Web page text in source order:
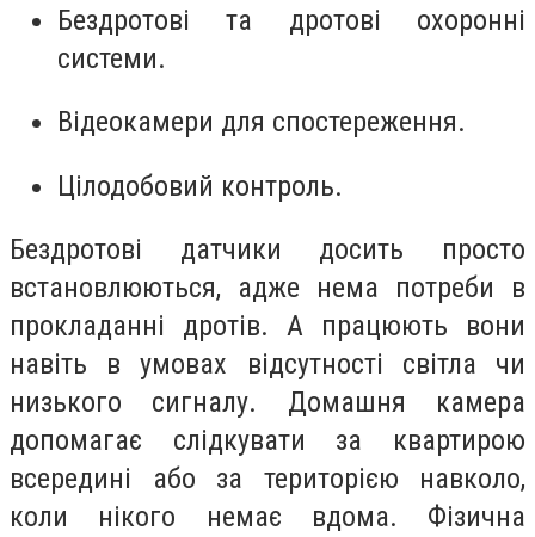
Бездротові та дротові охоронні
системи.
Відеокамери для спостереження.
Цілодобовий контроль.
Бездротові датчики досить просто
встановлюються, адже нема потреби в
прокладанні дротів. А працюють вони
навіть в умовах відсутності світла чи
низького сигналу. Домашня камера
допомагає слідкувати за квартирою
всередині або за територією навколо,
коли нікого немає вдома. Фізична